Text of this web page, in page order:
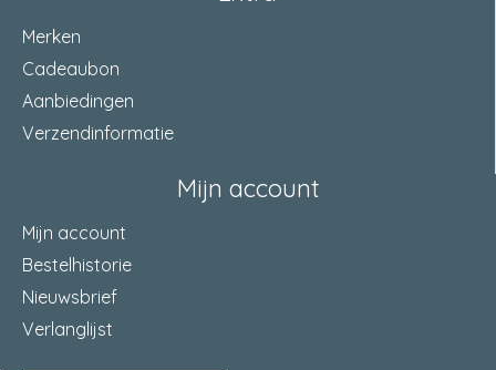
Merken
Cadeaubon
Aanbiedingen
Verzendinformatie
Mijn account
Mijn account
Bestelhistorie
Nieuwsbrief
Verlanglijst